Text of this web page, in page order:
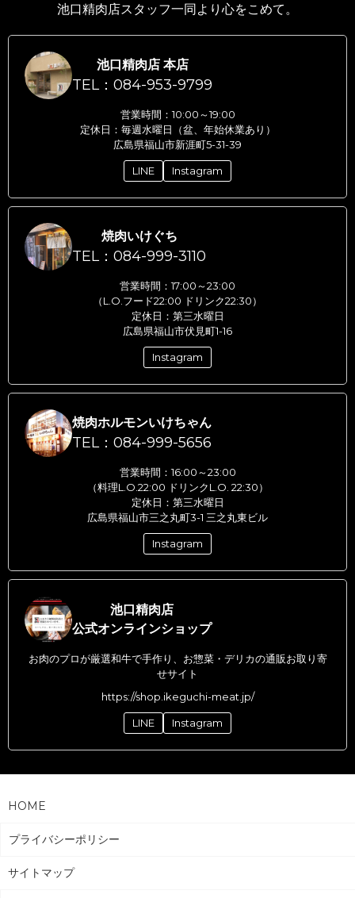
池口精肉店スタッフ一同より心をこめて。
池口精肉店 本店
TEL：084-953-9799
営業時間：10:00～19:00
定休日：毎週水曜日（盆、年始休業あり）
広島県福山市新涯町5-31-39
LINE Instagram
焼肉いけぐち
TEL：084-999-3110
営業時間：17:00～23:00
（L.O.フード22:00 ドリンク22:30）
定休日：第三水曜日
広島県福山市伏見町1-16
Instagram
焼肉ホルモンいけちゃん
TEL：084-999-5656
営業時間：16:00～23:00
（料理L.O.22:00 ドリンクL.O. 22:30）
定休日：第三水曜日
広島県福山市三之丸町3-1 三之丸東ビル
Instagram
池口精肉店
公式オンラインショップ
お肉のプロが厳選和牛で手作り、お惣菜・デリカの通販お取り寄
せサイト
https://shop.ikeguchi-meat.jp/
LINE Instagram
HOME
プライバシーポリシー
サイトマップ